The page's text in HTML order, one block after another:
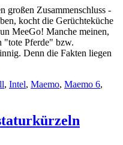
großen Zusammenschluss -
kocht die Gerüchteküche
MeeGo! Manche meinen,
"tote Pferde" bzw.
Denn die Fakten liegen
, Intel, Maemo, Maemo 6,